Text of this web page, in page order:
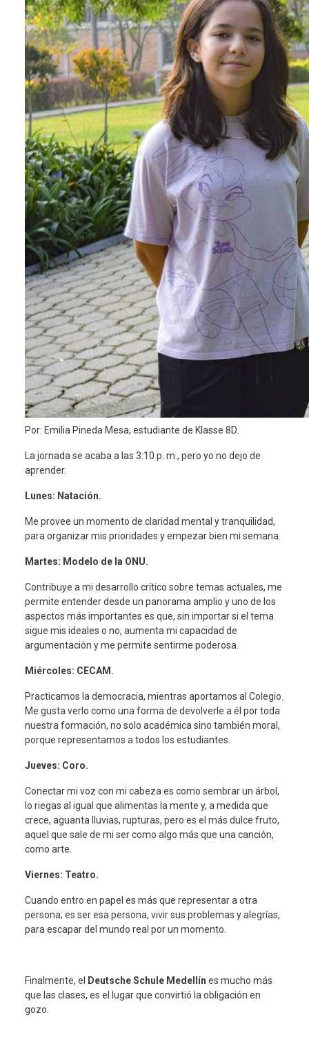
Por: Emilia Pineda Mesa, estudiante de Klasse 8D.
La jornada se acaba a las 3:10 p. m., pero yo no dejo de
aprender.
Lunes: Natación.
Me provee un momento de claridad mental y tranquilidad,
para organizar mis prioridades y empezar bien mi semana.
Martes: Modelo de la ONU.
Contribuye a mi desarrollo crítico sobre temas actuales, me
permite entender desde un panorama amplio y uno de los
aspectos más importantes es que, sin importar si el tema
sigue mis ideales o no, aumenta mi capacidad de
argumentación y me permite sentirme poderosa.
Miércoles: CECAM.
Practicamos la democracia, mientras aportamos al Colegio.
Me gusta verlo como una forma de devolverle a él por toda
nuestra formación, no solo académica sino también moral,
porque representamos a todos los estudiantes.
Jueves: Coro.
Conectar mi voz con mi cabeza es como sembrar un árbol,
lo riegas al igual que alimentas la mente y, a medida que
crece, aguanta lluvias, rupturas, pero es el más dulce fruto,
aquel que sale de mi ser como algo más que una canción,
como arte.
Viernes: Teatro.
Cuando entro en papel es más que representar a otra
persona; es ser esa persona, vivir sus problemas y alegrías,
para escapar del mundo real por un momento.
Finalmente, el Deutsche Schule Medellín es mucho más
que las clases, es el lugar que convirtió la obligación en
gozo.